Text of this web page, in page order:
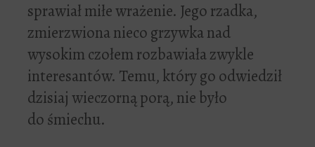
sprawiał miłe wrażenie. Jego rzadka,
zmierzwiona nieco grzywka nad
wysokim czołem rozbawiała zwykle
interesantów. Temu, który go odwiedził
dzisiaj wieczorną porą, nie było
do śmiechu.